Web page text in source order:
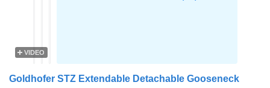
VIDEO
Goldhofer STZ Extendable Detachable Gooseneck